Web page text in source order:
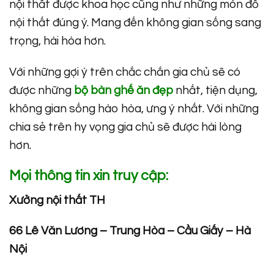
nội thất được khoa học cũng như những món đồ
nội thất đúng ý. Mang đến không gian sống sang
trọng, hài hòa hơn.
Với những gợi ý trên chắc chắn gia chủ sẽ có
được những bộ bàn ghế ăn đẹp nhất, tiện dụng,
không gian sống hào hòa, ưng ý nhất. Với những
chia sẻ trên hy vọng gia chủ sẽ được hài lòng
hơn.
Mọi thông tin xin truy cập:
Xưởng nội thất TH
66 Lê Văn Lương – Trung Hòa – Cầu Giấy – Hà
Nội